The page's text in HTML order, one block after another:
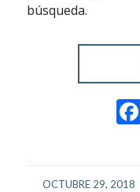
búsqueda.
OCTUBRE 29, 2018
/